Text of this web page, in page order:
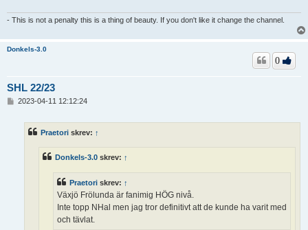
- This is not a penalty this is a thing of beauty. If you don't like it change the channel.
Donkels-3.0
SHL 22/23
0
2023-04-11 12:12:24
Praetori skrev: ↑
Donkels-3.0 skrev: ↑
Praetori skrev: ↑
Växjö Frölunda är fanimig HÖG nivå.
Inte topp NHal men jag tror definitivt att de kunde ha varit med
och tävlat.